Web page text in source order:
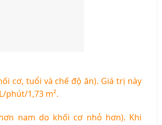
cơ, tuổi và chế độ ăn). Giá trị này
phút/1,73 m².
nam do khối cơ nhỏ hơn). Khi